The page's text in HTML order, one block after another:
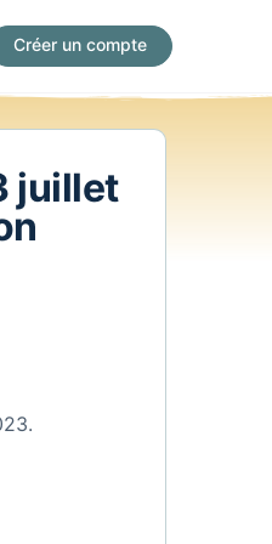
Créer un compte
juillet